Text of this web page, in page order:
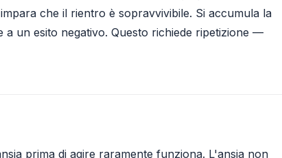
che il rientro è sopravvivibile. Si accumula la
un esito negativo. Questo richiede ripetizione —
prima di agire raramente funziona. L'ansia non